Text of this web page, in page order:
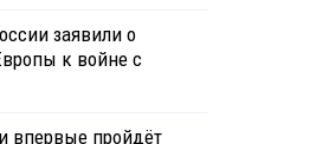
заявили о
к войне с
впервые пройдёт